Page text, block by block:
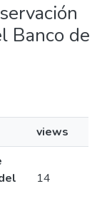
Banco de
views
14